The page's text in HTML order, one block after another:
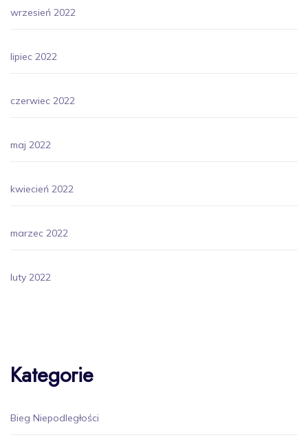
wrzesień 2022
lipiec 2022
czerwiec 2022
maj 2022
kwiecień 2022
marzec 2022
luty 2022
Kategorie
Bieg Niepodległości